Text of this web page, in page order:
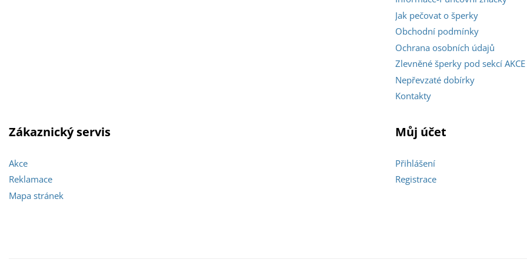
Jak pečovat o šperky
Obchodní podmínky
Ochrana osobních údajů
Zlevněné šperky pod sekcí AKCE
Nepřevzaté dobírky
Kontakty
Zákaznický servis
Akce
Reklamace
Mapa stránek
Můj účet
Přihlášení
Registrace